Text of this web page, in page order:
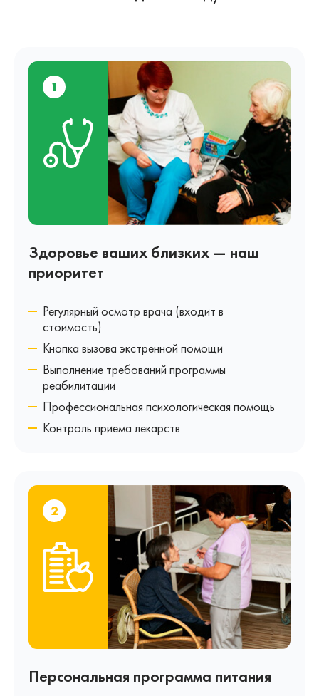
1
Здоровье ваших близких — наш
приоритет
Регулярный осмотр врача (входит в
стоимость)
Кнопка вызова экстренной помощи
Выполнение требований программы
реабилитации
Профессиональная психологическая помощь
Контроль приема лекарств
2
Персональная программа питания